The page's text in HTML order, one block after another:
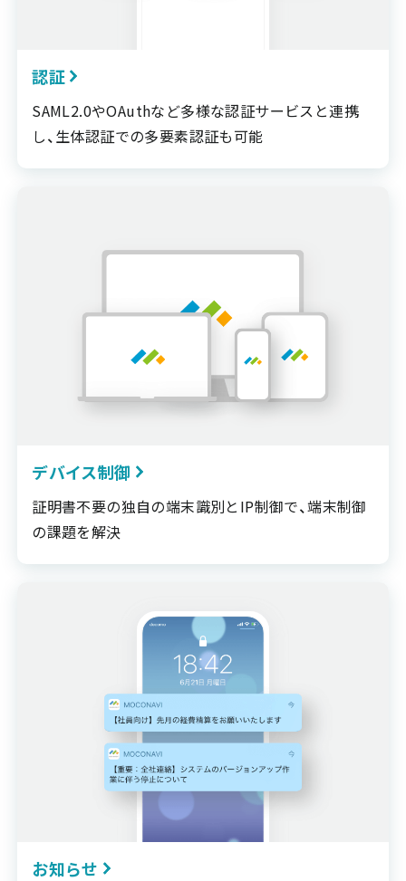
認証
SAML2.0やOAuthなど多様な認証サービスと連携
し、生体認証での多要素認証も可能
デバイス制御
証明書不要の独自の端末識別とIP制御で、端末制御
の課題を解決
お知らせ